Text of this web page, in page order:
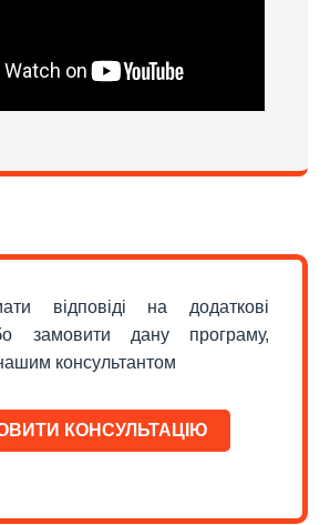
відповіді на додаткові
замовити дану програму,
консультантом
КОНСУЛЬТАЦІЮ